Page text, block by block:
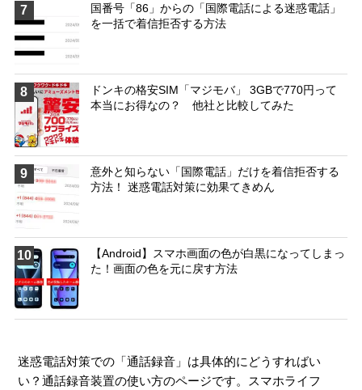
7
国番号「86」からの「国際電話による迷惑電話」
を一括で着信拒否する方法
8
ドンキの格安SIM「マジモバ」 3GBで770円って
本当にお得なの？ 他社と比較してみた
9
意外と知らない「国際電話」だけを着信拒否する
方法！ 迷惑電話対策に効果てきめん
10
【Android】スマホ画面の色が白黒になってしまっ
た！画面の色を元に戻す方法
迷惑電話対策での「通話録音」は具体的にどうすればい
い？通話録音装置の使い方のページです。スマホライフ